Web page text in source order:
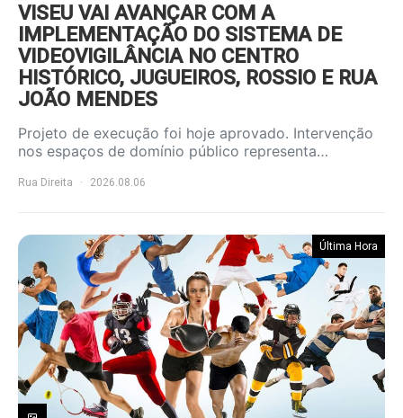
VISEU VAI AVANÇAR COM A
IMPLEMENTAÇÃO DO SISTEMA DE
VIDEOVIGILÂNCIA NO CENTRO
HISTÓRICO, JUGUEIROS, ROSSIO E RUA
JOÃO MENDES
Projeto de execução foi hoje aprovado. Intervenção
nos espaços de domínio público representa…
Rua Direita 2026.08.06
Última Hora